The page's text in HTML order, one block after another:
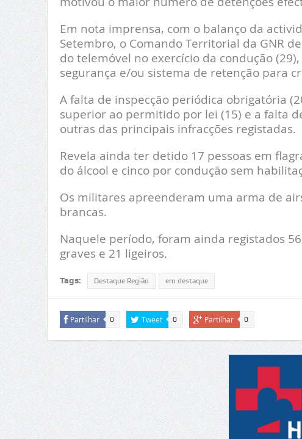
Em nota imprensa, com o balanço da
Setembro, o Comando Territorial da GNR
do telemóvel no exercício da condução
segurança e/ou sistema de retenção para
A falta de inspecção periódica obrigatória
superior ao permitido por lei (15) e a falta
outras das principais infracções registadas.
Revela ainda ter detido 17 pessoas em
do álcool e cinco por condução sem
Os militares apreenderam uma arma de
brancas.
Naquele período, foram ainda registados
graves e 21 ligeiros.
Tags: Destaque Região em destaque
Partilhar 0 Tweet 0 Partilhar 0